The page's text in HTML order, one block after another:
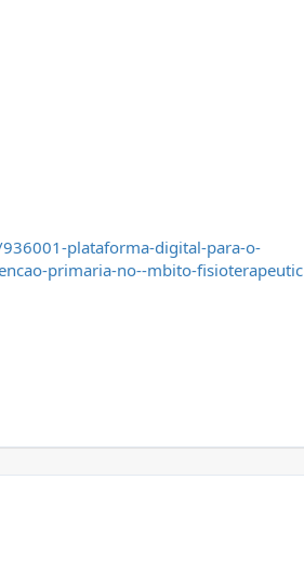
plataforma-digital-para-o-
primaria-no--mbito-fisioterapeutic